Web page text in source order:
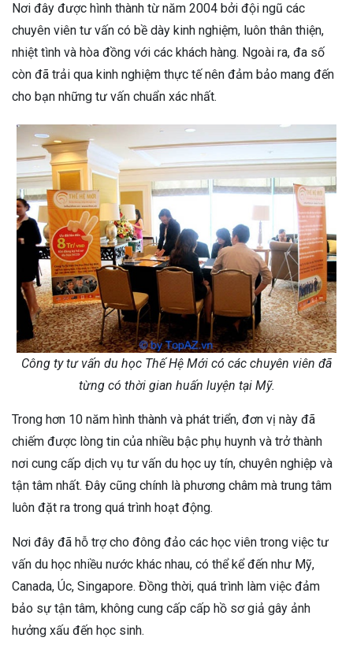
Nơi đây được hình thành từ năm 2004 bởi đội ngũ các
chuyên viên tư vấn có bề dày kinh nghiệm, luôn thân thiện,
nhiệt tình và hòa đồng với các khách hàng. Ngoài ra, đa số
còn đã trải qua kinh nghiệm thực tế nên đảm bảo mang đến
cho bạn những tư vấn chuẩn xác nhất.
Công ty tư vấn du học Thế Hệ Mới có các chuyên viên đã
từng có thời gian huấn luyện tại Mỹ.
Trong hơn 10 năm hình thành và phát triển, đơn vị này đã
chiếm được lòng tin của nhiều bậc phụ huynh và trở thành
nơi cung cấp dịch vụ tư vấn du học uy tín, chuyên nghiệp và
tận tâm nhất. Đây cũng chính là phương châm mà trung tâm
luôn đặt ra trong quá trình hoạt động.
Nơi đây đã hỗ trợ cho đông đảo các học viên trong việc tư
vấn du học nhiều nước khác nhau, có thể kể đến như Mỹ,
Canada, Úc, Singapore. Đồng thời, quá trình làm việc đảm
bảo sự tận tâm, không cung cấp cấp hồ sơ giả gây ảnh
hưởng xấu đến học sinh.